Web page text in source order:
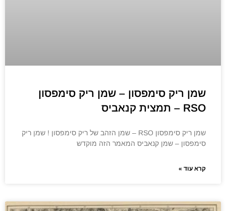
שמן ריק סימפסון – שמן ריק סימפסון
RSO – תמצית קנאביס
שמן ריק סימפסון RSO – שמן הזהב של ריק סימפסון ! שמן ריק
סימפסון – שמן קנאביס המאמר הזה מוקדש
קרא עוד »